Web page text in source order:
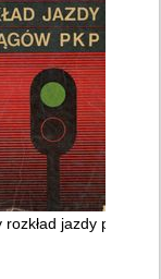
30.V.1999 -
rozkład jazdy